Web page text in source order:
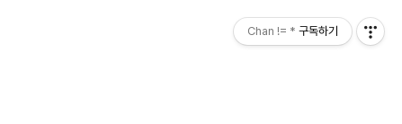
Chan != * 구독하기